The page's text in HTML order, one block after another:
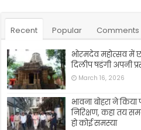
Recent Popular Comments
भोरमदेव महोत्सव में
दिलीप षडंगी अपनी
March 16, 2026
भावना बोहरा ने
निरिक्षण, कहा तय
हो कोई समस्या